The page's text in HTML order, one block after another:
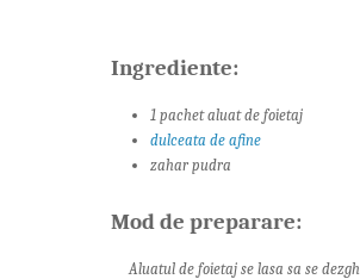
Ingrediente:
1 pachet aluat de foietaj
dulceata de afine
zahar pudra
Mod de preparare:
Aluatul de foietaj se lasa sa se